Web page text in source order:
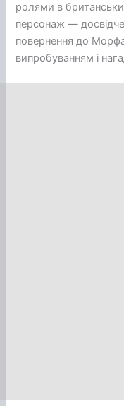
ролями в
персонаж —
повернення до
випробуванням і